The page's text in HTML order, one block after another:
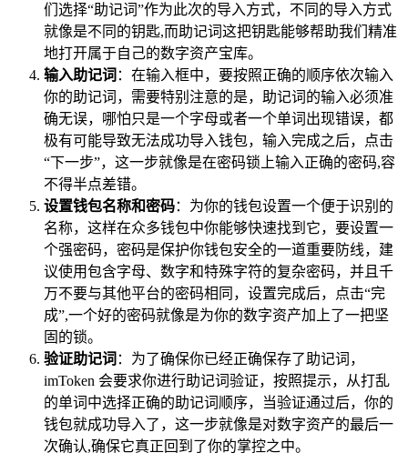
们选择“助记词”作为此次的导入方式，不同的导入方式
就像是不同的钥匙,而助记词这把钥匙能够帮助我们精准
地打开属于自己的数字资产宝库。
输入助记词 ：在输入框中，要按照正确的顺序依次输入
你的助记词，需要特别注意的是，助记词的输入必须准
确无误，哪怕只是一个字母或者一个单词出现错误，都
极有可能导致无法成功导入钱包，输入完成之后，点击
“下一步”，这一步就像是在密码锁上输入正确的密码,容
不得半点差错。
设置钱包名称和密码：为你的钱包设置一个便于识别的
名称，这样在众多钱包中你能够快速找到它，要设置一
个强密码，密码是保护你钱包安全的一道重要防线，建
议使用包含字母、数字和特殊字符的复杂密码，并且千
万不要与其他平台的密码相同，设置完成后，点击“完
成”,一个好的密码就像是为你的数字资产加上了一把坚
固的锁。
验证助记词 ：为了确保你已经正确保存了助记词，
imToken 会要求你进行助记词验证，按照提示，从打乱
的单词中选择正确的助记词顺序，当验证通过后，你的
钱包就成功导入了，这一步就像是对数字资产的最后一
次确认,确保它真正回到了你的掌控之中。